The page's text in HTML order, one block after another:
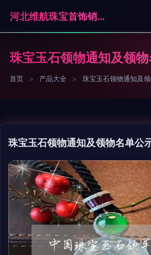
河北维航珠宝首饰销售有限公司石家庄分公司
珠宝玉石领物通知及领
首页 > 产品大全 > 珠宝玉石领物通知及
珠宝玉石领物通知及领物名单公